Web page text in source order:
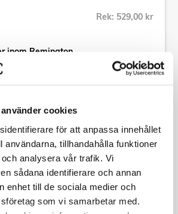
cookies
för att anpassa innehållet
användarna, tillhandahålla funktioner
analysera vår trafik. Vi
sådana identifierare och annan
enhet till de sociala medier och
som vi samarbetar med.
Rek: 529,00 kr
inom Remington